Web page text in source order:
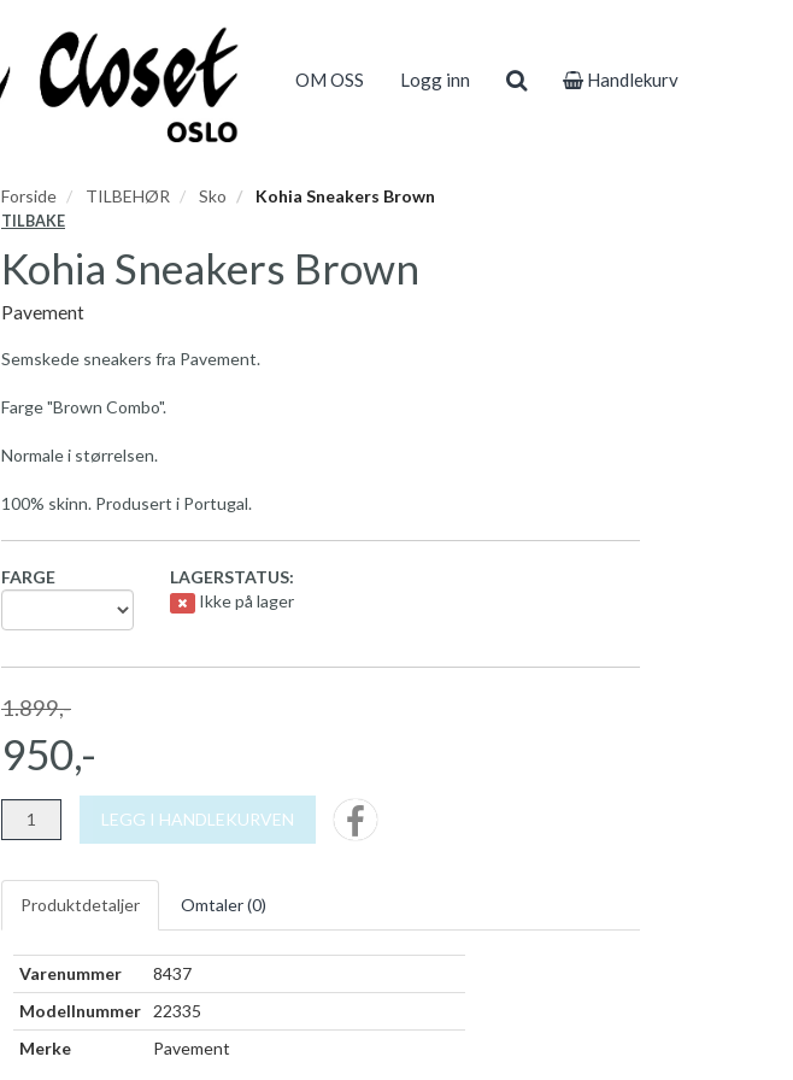
OM OSS Logg inn Handlekurv
Forside TILBEHØR Sko Kohia Sneakers Brown
TILBAKE
Kohia Sneakers Brown
Pavement
Semskede sneakers fra Pavement.
Farge "Brown Combo".
Normale i størrelsen.
100% skinn. Produsert i Portugal.
FARGE
LAGERSTATUS:
Ikke på lager
1.899,-
950,-
LEGG I HANDLEKURVEN
Produktdetaljer Omtaler (0)
Varenummer
8437
Modellnummer
22335
Merke
Pavement